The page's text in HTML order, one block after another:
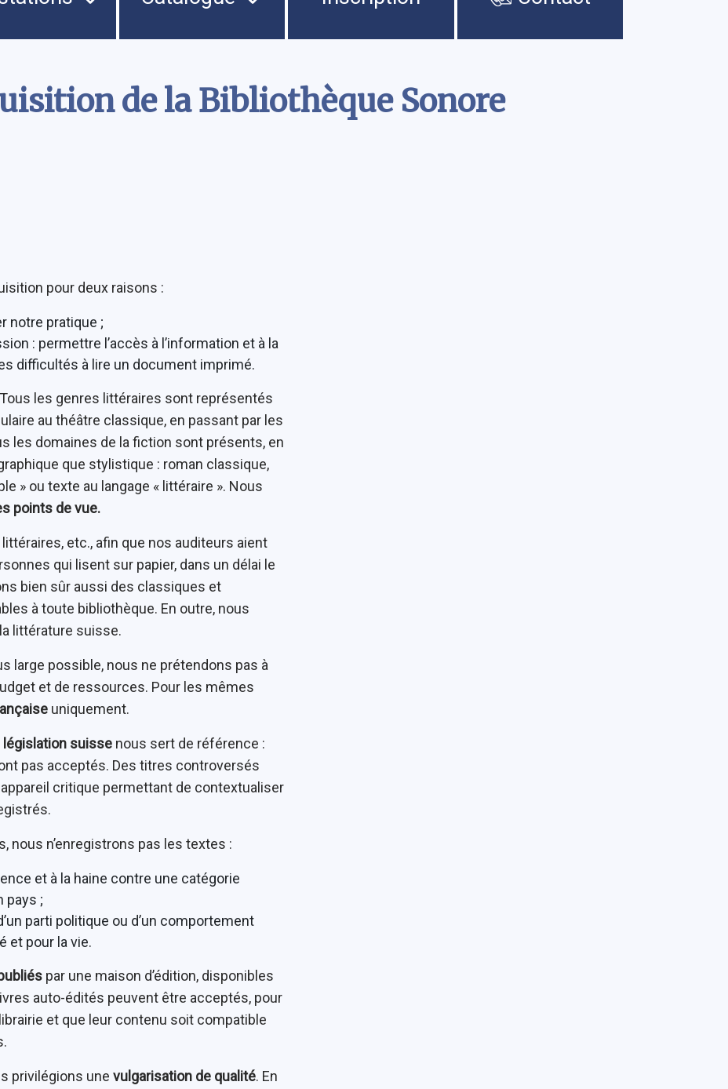
de la Bibliothèque Sonore
pour deux raisons :
notre pratique ;
: permettre l’accès à l’information et à la
difficultés à lire un document imprimé.
les genres littéraires sont représentés
au théâtre classique, en passant par les
les domaines de la fiction sont présents, en
que stylistique : roman classique,
» ou texte au langage « littéraire ». Nous
points de vue.
etc., afin que nos auditeurs aient
qui lisent sur papier, dans un délai le
bien sûr aussi des classiques et
à toute bibliothèque. En outre, nous
littérature suisse.
large possible, nous ne prétendons pas à
et de ressources. Pour les mêmes
uniquement.
législation suisse nous sert de référence :
pas acceptés. Des titres controversés
critique permettant de contextualiser
n’enregistrons pas les textes :
et à la haine contre une catégorie
pays ;
parti politique ou d’un comportement
et pour la vie.
par une maison d’édition, disponibles
auto-édités peuvent être acceptés, pour
et que leur contenu soit compatible
privilégions unevulgarisation de qualité. En